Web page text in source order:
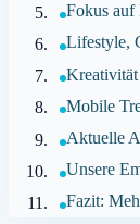
Fokus auf
Lifestyle,
Mobile
Aktuelle
Unsere
Fazit: